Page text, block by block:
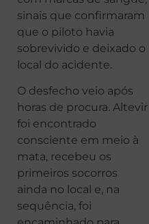
sinais que confirmaram
que o piloto havia
sobrevivido e deixado o
local do acidente.
O desfecho veio após
horas de procura. Altevir
foi encontrado
consciente em meio à
mata, recebeu os
primeiros socorros
ainda no local e, na
sequência, foi